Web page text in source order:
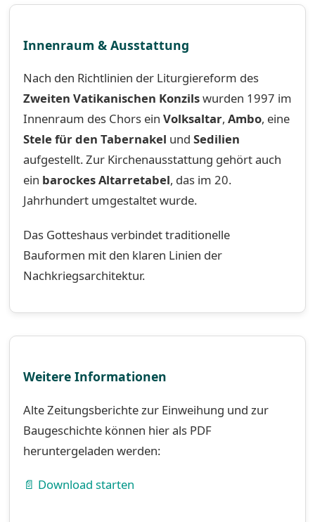
Innenraum & Ausstattung
Nach den Richtlinien der Liturgiereform des
Zweiten Vatikanischen Konzilswurden 1997 im
Innenraum des Chors ein Volksaltar, Ambo, eine
Stele für den Tabernakel und Sedilien
aufgestellt. Zur Kirchenausstattung gehört auch
ein barockes Altarretabel, das im 20.
Jahrhundert umgestaltet wurde.
Das Gotteshaus verbindet traditionelle
Bauformen mit den klaren Linien der
Nachkriegsarchitektur.
Weitere Informationen
Alte Zeitungsberichte zur Einweihung und zur
Baugeschichte können hier als PDF
heruntergeladen werden:
📄 Download starten